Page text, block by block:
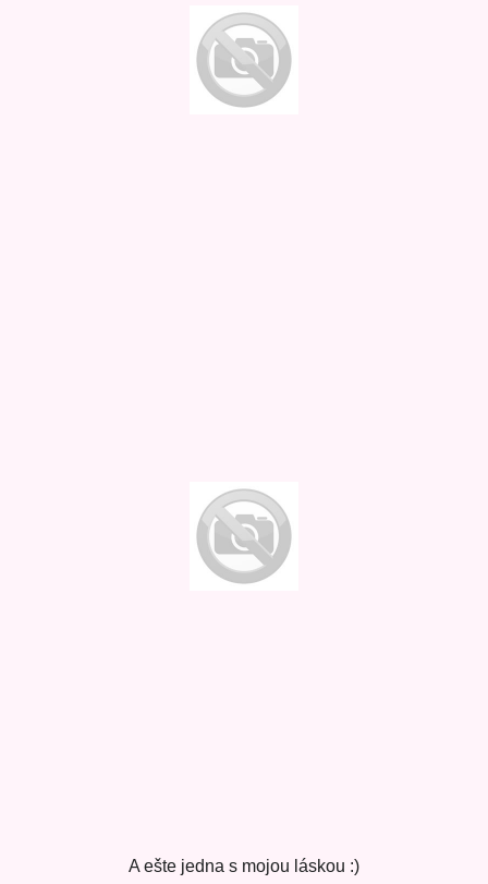
A ešte jedna s mojou láskou :)